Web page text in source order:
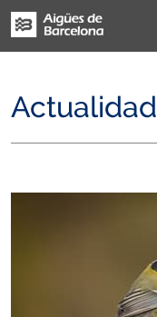
Actualidad